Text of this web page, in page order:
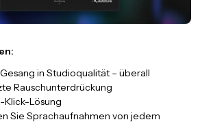
in Studioqualität – überall
Rauschunterdrückung
Klick-Lösung
Sie Sprachaufnahmen von jedem